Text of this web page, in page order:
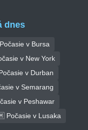
dnes
v Bursa
v New York
v Durban
v Semarang
v Peshawar
v Lusaka